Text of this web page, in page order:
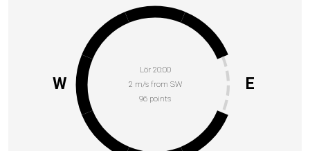
Lör 20:00
2 m/s from SW
96 points
E
W